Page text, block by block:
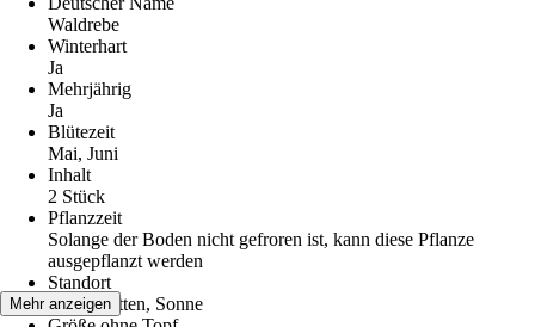
Waldrebe
Winterhart
Ja
Mehrjährig
Ja
Blütezeit
Mai, Juni
Inhalt
2 Stück
Pflanzzeit
Solange der Boden nicht gefroren ist, kann diese Pflanze
ausgepflanzt werden
Standort
Halbschatten, Sonne
Mehr anzeigen